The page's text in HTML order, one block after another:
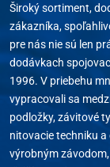
Široký sortiment,
zákazníka,
pre nás nie sú len
dodávkach
1996. V priebehu
vypracovali sa
podložky, závitové
nitovacie techniku
výrobným